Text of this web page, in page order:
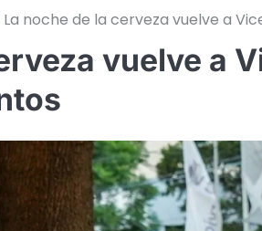
La noche de la cerveza vuelve a
vuelve a